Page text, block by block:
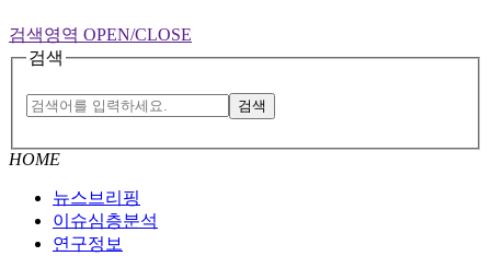
검색영역 OPEN/CLOSE
검색
검색
HOME
뉴스브리핑
이슈심층분석
연구정보